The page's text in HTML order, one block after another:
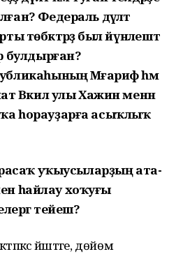
Федераль дәүләт
төбәктәрҙә был йүнәлештә
булдырған?
Мәғариф һәм
Вәкил улы Хажин менән
һорауҙарға асыҡлыҡ
уҡыусыларҙың ата-
һайлау хоҡуғы
тейеш?
йәштәге, дөйөм